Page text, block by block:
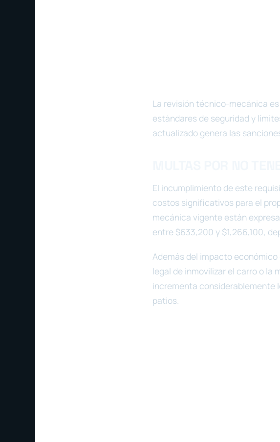
La revisión técnico-mecánica
estándares de seguridad y
actualizado genera las
El incumplimiento de este
costos significativos para el
mecánica vigente están
entre $633,200 y $1,266,100,
Además del impacto
legal de inmovilizar el carro o
incrementa considerablemente
patios.